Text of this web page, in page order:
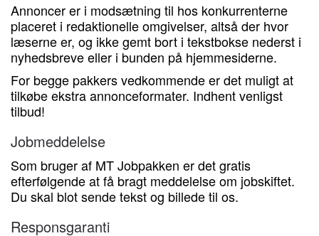
Annoncer er i modsætning til hos konkurrenterne
placeret i redaktionelle omgivelser, altså der hvor
læserne er, og ikke gemt bort i tekstbokse nederst i
nyhedsbreve eller i bunden på hjemmesiderne.
For begge pakkers vedkommende er det muligt at
tilkøbe ekstra annonceformater. Indhent venligst
tilbud!
Jobmeddelelse
Som bruger af MT Jobpakken er det gratis
efterfølgende at få bragt meddelelse om jobskiftet.
Du skal blot sende tekst og billede til os.
Responsgaranti